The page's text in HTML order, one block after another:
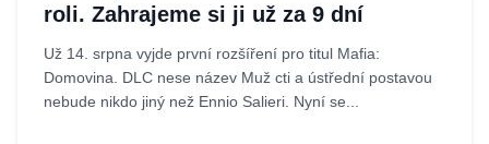
roli. Zahrajeme si ji už za 9 dní
Už 14. srpna vyjde první rozšíření pro titul Mafia:
Domovina. DLC nese název Muž cti a ústřední postavou
nebude nikdo jiný než Ennio Salieri. Nyní se...